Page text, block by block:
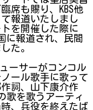
席も賜り、KBS他
報道いたしまし
を開催した際に
に報道され、民間
た。
ーサーがコンコル
ール歌手に歌って
詞、山下康介作
歌を歌うアーティ
、兵役を終えたば